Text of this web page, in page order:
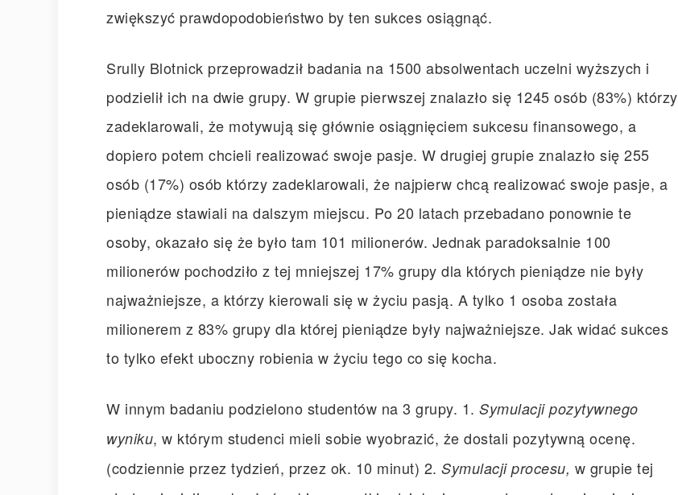
zwiększyć prawdopodobieństwo by ten sukces osiągnąć.
Srully Blotnick przeprowadził badania na 1500 absolwentach uczelni wyższych i
podzielił ich na dwie grupy. W grupie pierwszej znalazło się 1245 osób (83%) którzy
zadeklarowali, że motywują się głównie osiągnięciem sukcesu finansowego, a
dopiero potem chcieli realizować swoje pasje. W drugiej grupie znalazło się 255
osób (17%) osób którzy zadeklarowali, że najpierw chcą realizować swoje pasje, a
pieniądze stawiali na dalszym miejscu. Po 20 latach przebadano ponownie te
osoby, okazało się że było tam 101 milionerów. Jednak paradoksalnie 100
milionerów pochodziło z tej mniejszej 17% grupy dla których pieniądze nie były
najważniejsze, a którzy kierowali się w życiu pasją. A tylko 1 osoba została
milionerem z 83% grupy dla której pieniądze były najważniejsze. Jak widać sukces
to tylko efekt uboczny robienia w życiu tego co się kocha.
W innym badaniu podzielono studentów na 3 grupy. 1. Symulacji pozytywnego
wyniku, w którym studenci mieli sobie wyobrazić, że dostali pozytywną ocenę.
(codziennie przez tydzień, przez ok. 10 minut) 2. Symulacji procesu, w grupie tej